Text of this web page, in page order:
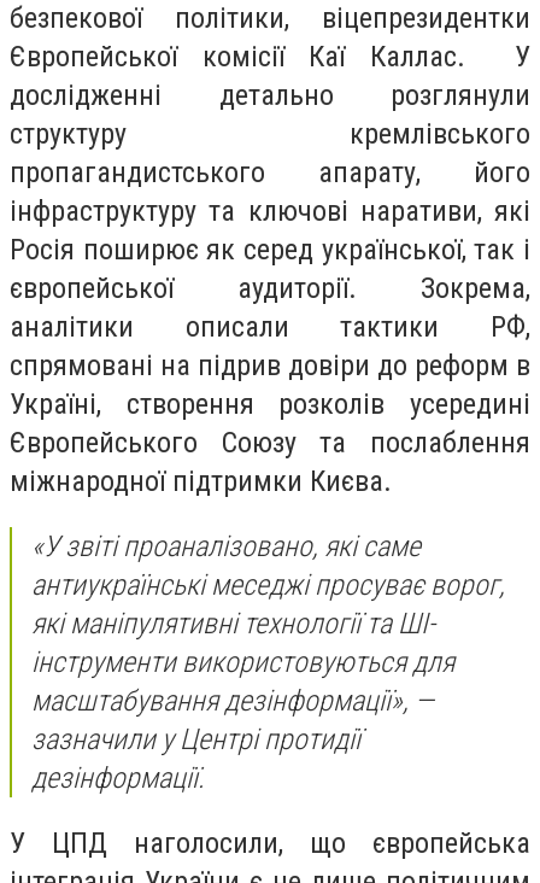
безпекової політики, віцепрезидентки
Європейської комісії Каї Каллас. У
дослідженні детально розглянули
структуру кремлівського
пропагандистського апарату, його
інфраструктуру та ключові наративи, які
Росія поширює як серед української, так і
європейської аудиторії. Зокрема,
аналітики описали тактики РФ,
спрямовані на підрив довіри до реформ в
Україні, створення розколів усередині
Європейського Союзу та послаблення
міжнародної підтримки Києва.
«У звіті проаналізовано, які саме
антиукраїнські меседжі просуває ворог,
які маніпулятивні технології та ШІ-
інструменти використовуються для
масштабування дезінформації», —
зазначили у Центрі протидії
дезінформації.
У ЦПД наголосили, що європейська